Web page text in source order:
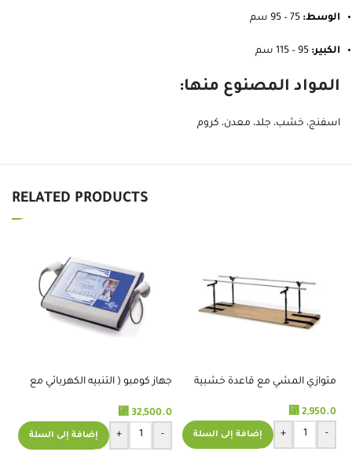
الوسط:
الكبير:
المواد المصنوع منها:
اسفنج، خشب، جلد، معدن، كروم
RELATED PRODUCTS
متوازي المشي مع قاعدة خشبية
⃁ 2,950.0
-
+ إضافة إلى السلة
جهاز كومبو ( التنبيه الكهربائي مع
⃁ 32,500.0
-
+ إضافة إلى السلة